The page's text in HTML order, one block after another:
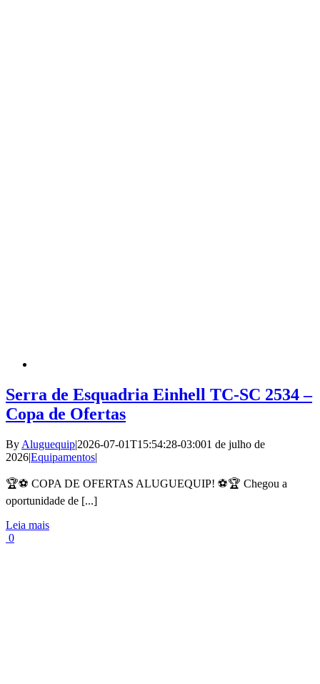
Serra de Esquadria Einhell TC-SC 2534 –
Copa de Ofertas
By Aluguequip|2026-07-01T15:54:28-03:001 de julho de
2026|Equipamentos|
🏆⚽ COPA DE OFERTAS ALUGUEQUIP! ⚽🏆 Chegou a
oportunidade de [...]
Leia mais
0